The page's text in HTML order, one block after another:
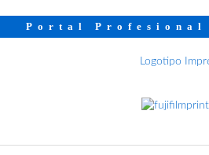
Portal Profesional
continúa
con su
de